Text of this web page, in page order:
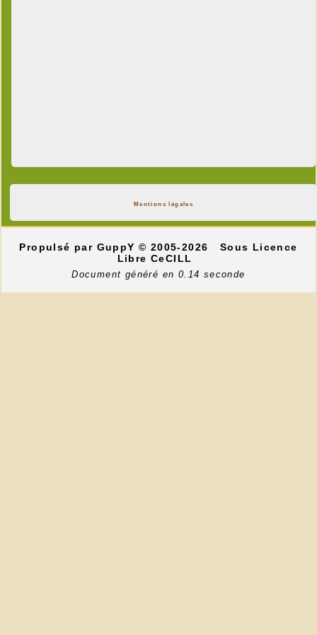
Mentions légales
Propulsé par GuppY© 2005-2026
Sous Licence
Libre CeCILL
Document généré en 0.14 seconde